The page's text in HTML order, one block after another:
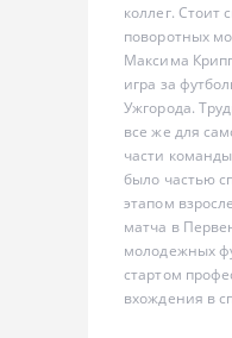
коллег. Стоит
поворотных
Максима
игра за
Ужгорода.
все же для
части
было частью
этапом
матча в
молодежных
стартом
вхождения в